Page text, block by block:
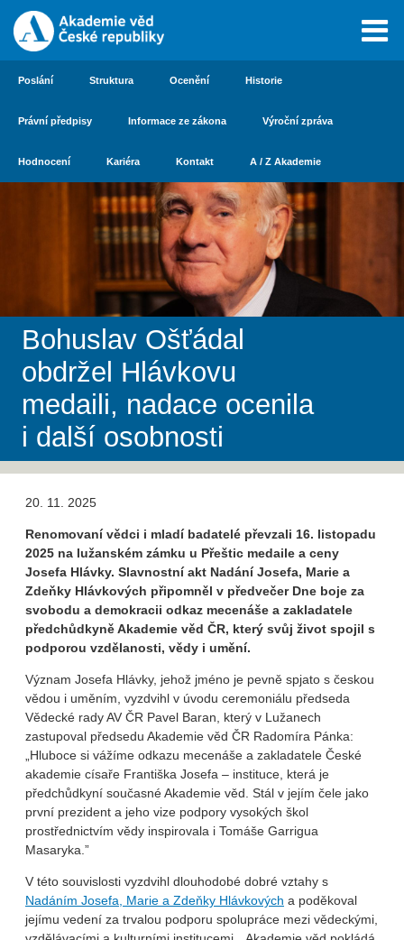
Poslání Struktura Ocenění Historie
Právní předpisy Informace ze zákona Výroční zpráva
Hodnocení Kariéra Kontakt A / Z Akademie
Bohuslav Ošťádal
obdržel Hlávkovu
medaili, nadace ocenila
i další osobnosti
20. 11. 2025
Renomovaní vědci i mladí badatelé převzali 16. listopadu
2025 na lužanském zámku u Přeštic medaile a ceny
Josefa Hlávky. Slavnostní akt Nadání Josefa, Marie a
Zdeňky Hlávkových připomněl v předvečer Dne boje za
svobodu a demokracii odkaz mecenáše a zakladatele
předchůdkyně Akademie věd ČR, který svůj život spojil s
podporou vzdělanosti, vědy i umění.
Význam Josefa Hlávky, jehož jméno je pevně spjato s českou
vědou i uměním, vyzdvihl v úvodu ceremoniálu předseda
Vědecké rady AV ČR Pavel Baran, který v Lužanech
zastupoval předsedu Akademie věd ČR Radomíra Pánka:
„Hluboce si vážíme odkazu mecenáše a zakladatele České
akademie císaře Františka Josefa – instituce, která je
předchůdkyní současné Akademie věd. Stál v jejím čele jako
první prezident a jeho vize podpory vysokých škol
prostřednictvím vědy inspirovala i Tomáše Garrigua
Masaryka.”
V této souvislosti vyzdvihl dlouhodobé dobré vztahy s
Nadáním Josefa, Marie a Zdeňky Hlávkových a poděkoval
jejímu vedení za trvalou podporu spolupráce mezi vědeckými,